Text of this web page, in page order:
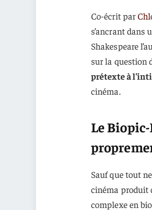
Co-écrit par
s’ancrant dans
Shakespeare
sur la question
prétexte à
cinéma.
Le
Sauf que tout
cinéma produit
complexe en